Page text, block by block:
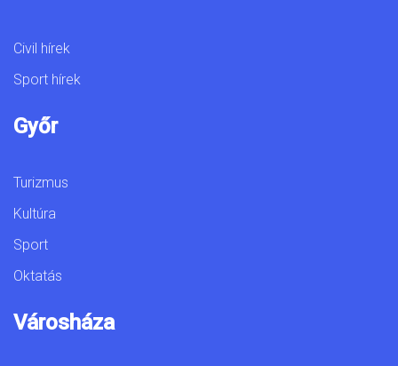
Civil hírek
Sport hírek
Győr
Turizmus
Kultúra
Sport
Oktatás
Városháza